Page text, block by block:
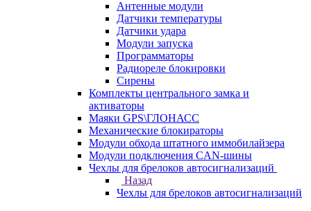
Антенные модули
Датчики температуры
Датчики удара
Модули запуска
Программаторы
Радиореле блокировки
Сирены
Комплекты центрального замка и
активаторы
Маяки GPS\ГЛОНАСС
Механические блокираторы
Модули обхода штатного иммобилайзера
Модули подключения CAN-шины
Чехлы для брелоков автосигнализаций
Назад
Чехлы для брелоков автосигнализаций